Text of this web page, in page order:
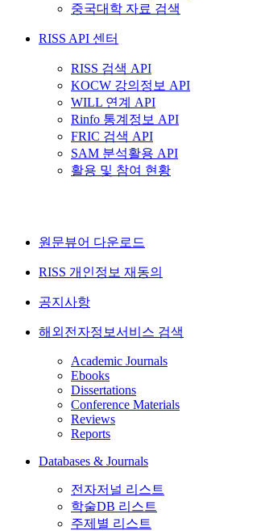
중국대학 자료 검색
RISS API 센터
RISS 검색 API
KOCW 강의정보 API
WILL 연계 API
Rinfo 통계정보 API
FRIC 검색 API
SAM 분석활용 API
활용 및 참여 현황
원문뷰어 다운로드
RISS 개인정보 재동의
공지사항
해외전자정보서비스 검색
Academic Journals
Ebooks
Dissertations
Conference Materials
Reviews
Reports
Databases & Journals
전자저널 리스트
학술DB 리스트
주제별 리스트